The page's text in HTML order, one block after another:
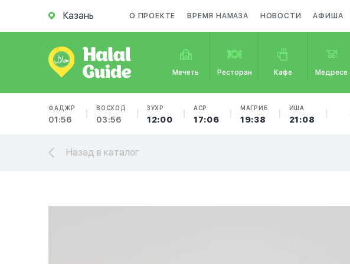
Казань О ПРОЕКТЕ ВРЕМЯ НАМАЗА НОВОСТИ АФИША
Мечеть Ресторан Кафе Медресе
ФАДЖР
01:56
ВОСХОД
03:56
ЗУХР
12:00
АСР
17:06
МАГРИБ
19:38
ИША
21:08
Назад в каталог